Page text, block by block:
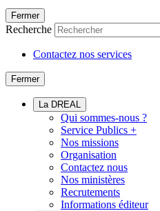
Fermer
Recherche
Contactez nos services
Fermer
La DREAL
Qui sommes-nous ?
Service Publics +
Nos missions
Organisation
Contactez nous
Nos ministères
Recrutements
Informations éditeur